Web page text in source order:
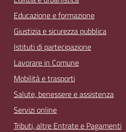
Educazione e formazione
Giustizia e sicurezza pubblica
Istituti di partecipazione
Lavorare in Comune
Mobilità e trasporti
Salute, benessere e assistenza
Servizi online
Tributi, altre Entrate e Pagamenti